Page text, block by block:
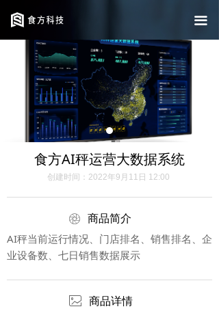
끀
返回中文首页
Return to English homepage
食方AI秤运营大数据系统
商品简介
创建时间： 2022年9月11日 12:00
AI秤当前运行情况、门店排名、销售排名、企
业设备数、七日销售数据展示
商品详情
ꁵ
ꂈ